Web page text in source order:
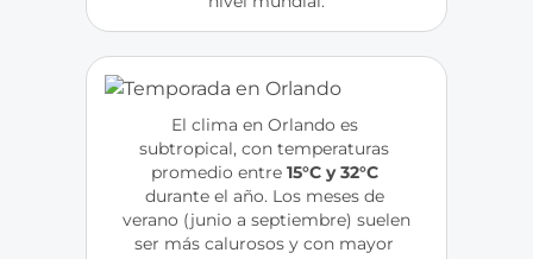
El clima en Orlando es
subtropical, con temperaturas
promedio entre 15°C y 32°C
durante el año. Los meses de
verano (junio a septiembre) suelen
ser más calurosos y con mayor